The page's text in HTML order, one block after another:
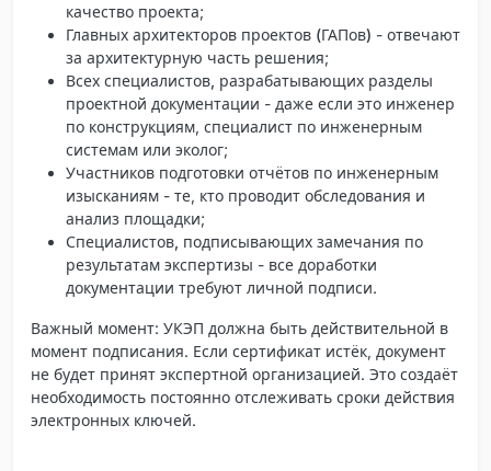
качество проекта;
Главных архитекторов проектов (ГАПов) - отвечают
за архитектурную часть решения;
Всех специалистов, разрабатывающих разделы
проектной документации - даже если это инженер
по конструкциям, специалист по инженерным
системам или эколог;
Участников подготовки отчётов по инженерным
изысканиям - те, кто проводит обследования и
анализ площадки;
Специалистов, подписывающих замечания по
результатам экспертизы - все доработки
документации требуют личной подписи.
Важный момент: УКЭП должна быть действительной в
момент подписания. Если сертификат истёк, документ
не будет принят экспертной организацией. Это создаёт
необходимость постоянно отслеживать сроки действия
электронных ключей.